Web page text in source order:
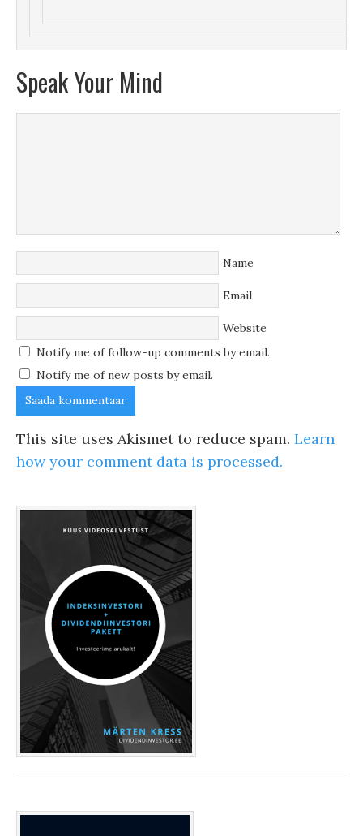
Speak Your Mind
Name
Email
Website
Notify me of follow-up comments by email.
Notify me of new posts by email.
This site uses Akismet to reduce spam. Learn
how your comment data is processed.